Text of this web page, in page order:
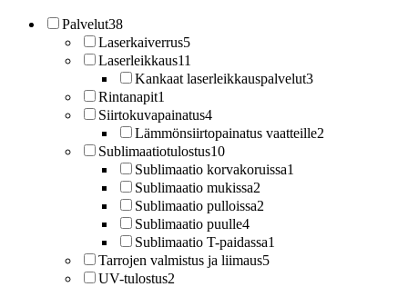
Palvelut38
Laserkaiverrus5
Laserleikkaus11
Kankaat laserleikkauspalvelut3
Rintanapit1
Siirtokuvapainatus4
Lämmönsiirtopainatus vaatteille2
Sublimaatiotulostus10
Sublimaatio korvakoruissa1
Sublimaatio mukissa2
Sublimaatio pulloissa2
Sublimaatio puulle4
Sublimaatio T-paidassa1
Tarrojen valmistus ja liimaus5
UV-tulostus2